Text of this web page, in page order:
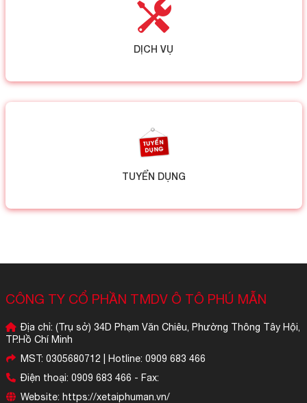
DỊCH VỤ
TUYỂN DỤNG
CÔNG TY CỔ PHẦN TMDV Ô TÔ PHÚ MẪN
Địa chỉ: (Trụ sở) 34D Phạm Văn Chiêu, Phường Thông Tây Hội,
TP.Hồ Chí Minh
MST: 0305680712 | Hotline: 0909 683 466
Điện thoại: 0909 683 466 - Fax:
Website: https://xetaiphuman.vn/